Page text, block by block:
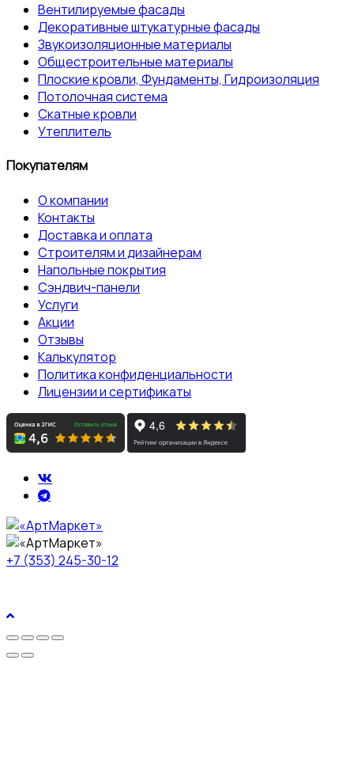
Вентилируемые фасады
Декоративные штукатурные фасады
Звукоизоляционные материалы
Общестроительные материалы
Плоские кровли, Фундаменты, Гидроизоляция
Потолочная система
Скатные кровли
Утеплитель
Покупателям
О компании
Контакты
Доставка и оплата
Строителям и дизайнерам
Напольные покрытия
Сэндвич-панели
Услуги
Акции
Отзывы
Калькулятор
Политика конфиденциальности
Лицензии и сертификаты
+7 (353) 245-30-12